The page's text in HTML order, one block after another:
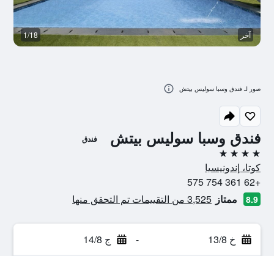
فندق وسبا سوليس بيتش فندق
4 نجوم
كوتا، إندونيسيا
+62 361 754 575
8.9 ممتاز 3,525 من التقييمات تم التحقق منها
خ 13/8 - ج 14/8
آخر 1/18
صور لـ فندق وسبا سوليس بيتش